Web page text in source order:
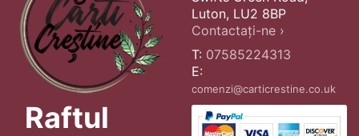
Raftul
Luton, LU2 8BP
Contactați-ne ›
T: 07585224313
E:
comenzi@carticrestine.co.uk